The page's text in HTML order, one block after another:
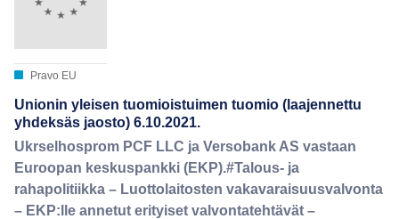
Pravo EU
Unionin yleisen tuomioistuimen tuomio (laajennettu
yhdeksäs jaosto) 6.10.2021.
Ukrselhosprom PCF LLC ja Versobank AS vastaan
Euroopan keskuspankki (EKP).#Talous- ja
rahapolitiikka – Luottolaitosten vakavaraisuusvalvonta
– EKP:lle annetut erityiset valvontatehtävät –